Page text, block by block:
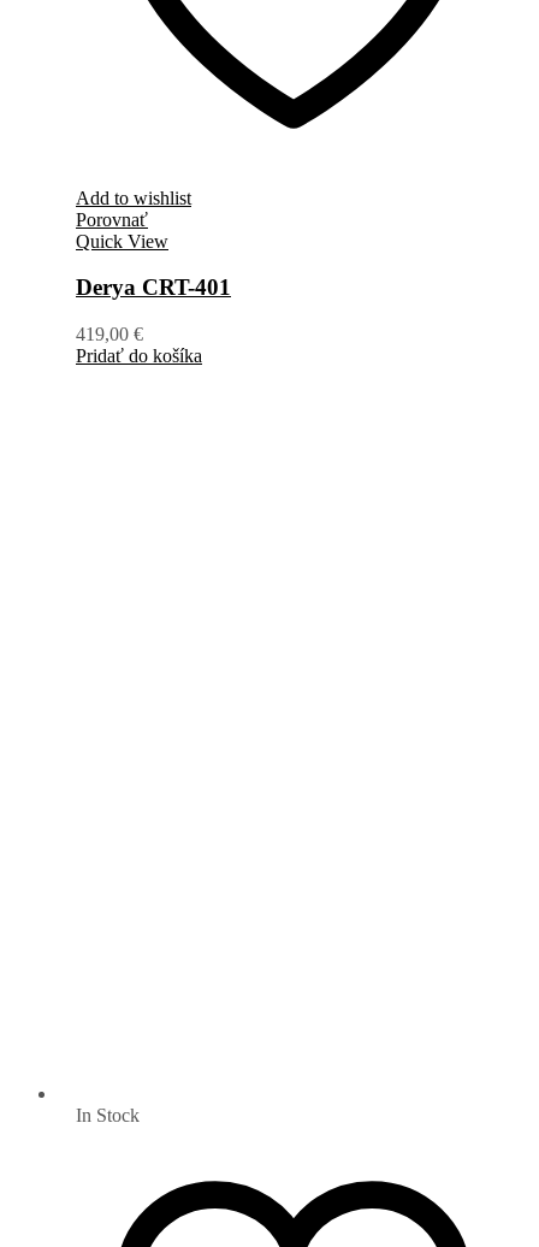
Add to wishlist
Porovnať
Quick View
Derya CRT-401
419,00 €
Pridať do košíka
In Stock